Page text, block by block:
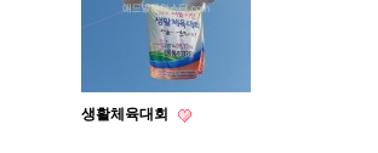
생활체육대회